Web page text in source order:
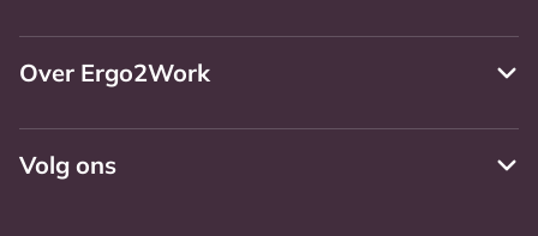
Over Ergo2Work
Volg ons